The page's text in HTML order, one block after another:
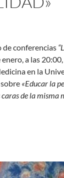
de conferencias
a las 20:00,
en la
«Educar la
de la misma